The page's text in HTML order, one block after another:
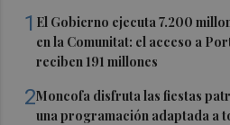
1 El Gobierno ejecuta 7.200
en la Comunitat: el acceso a
reciben 191 millones
2Moncofa disfruta las fiestas
una programación adaptada a